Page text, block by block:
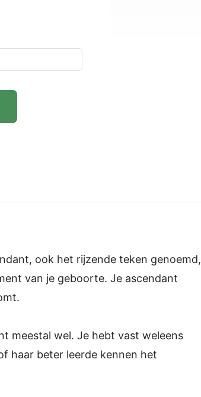
ook het rijzende teken genoemd,
van je geboorte. Je ascendant
meestal wel. Je hebt vast weleens
haar beter leerde kennen het